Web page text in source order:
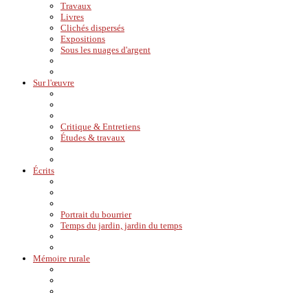
Travaux
Livres
Clichés dispersés
Expositions
Sous les nuages d'argent
Sur l'œuvre
Critique & Entretiens
Études & travaux
Écrits
Portrait du bourrier
Temps du jardin, jardin du temps
Mémoire rurale